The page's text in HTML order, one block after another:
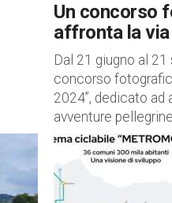
Un concorso
affronta la
Dal 21 giugno al
concorso
2024”, dedicato
avventure